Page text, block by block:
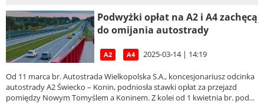
Podwyżki opłat na A2 i A4 zachęcą
do omijania autostrady
A2 A4 2025-03-14 | 14:19
Od 11 marca br. Autostrada Wielkopolska S.A., koncesjonariusz odcinka
autostrady A2 Świecko – Konin, podniosła stawki opłat za przejazd
pomiędzy Nowym Tomyślem a Koninem. Z kolei od 1 kwietnia br. pod...